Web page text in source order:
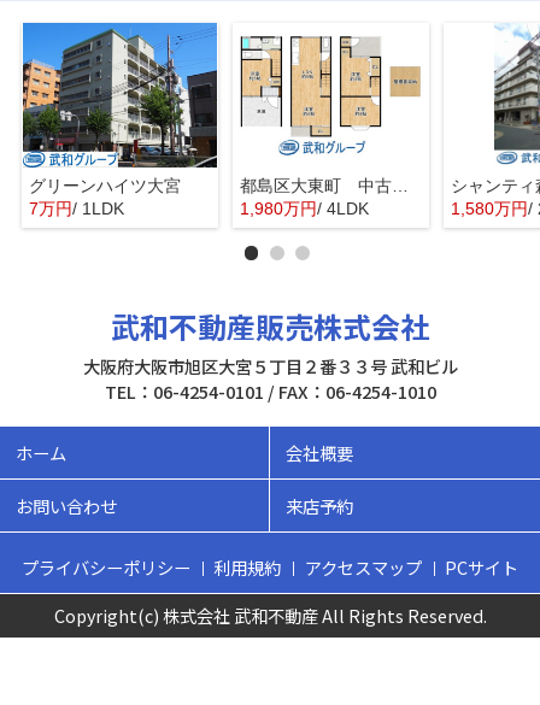
グリーンハイツ大宮
7万円/ 1LDK
都島区大東町 中古戸建
1,980万円/ 4LDK
シャンティ
1,580万円/
武和不動産販売株式会社
大阪府大阪市旭区大宮５丁目２番３３号 武和ビル
TEL：06-4254-0101 / FAX：06-4254-1010
ホーム 会社概要
お問い合わせ 来店予約
プライバシーポリシー 利用規約 アクセスマップ
PCサイト
Copyright(c) 株式会社 武和不動産 All Rights Reserved.